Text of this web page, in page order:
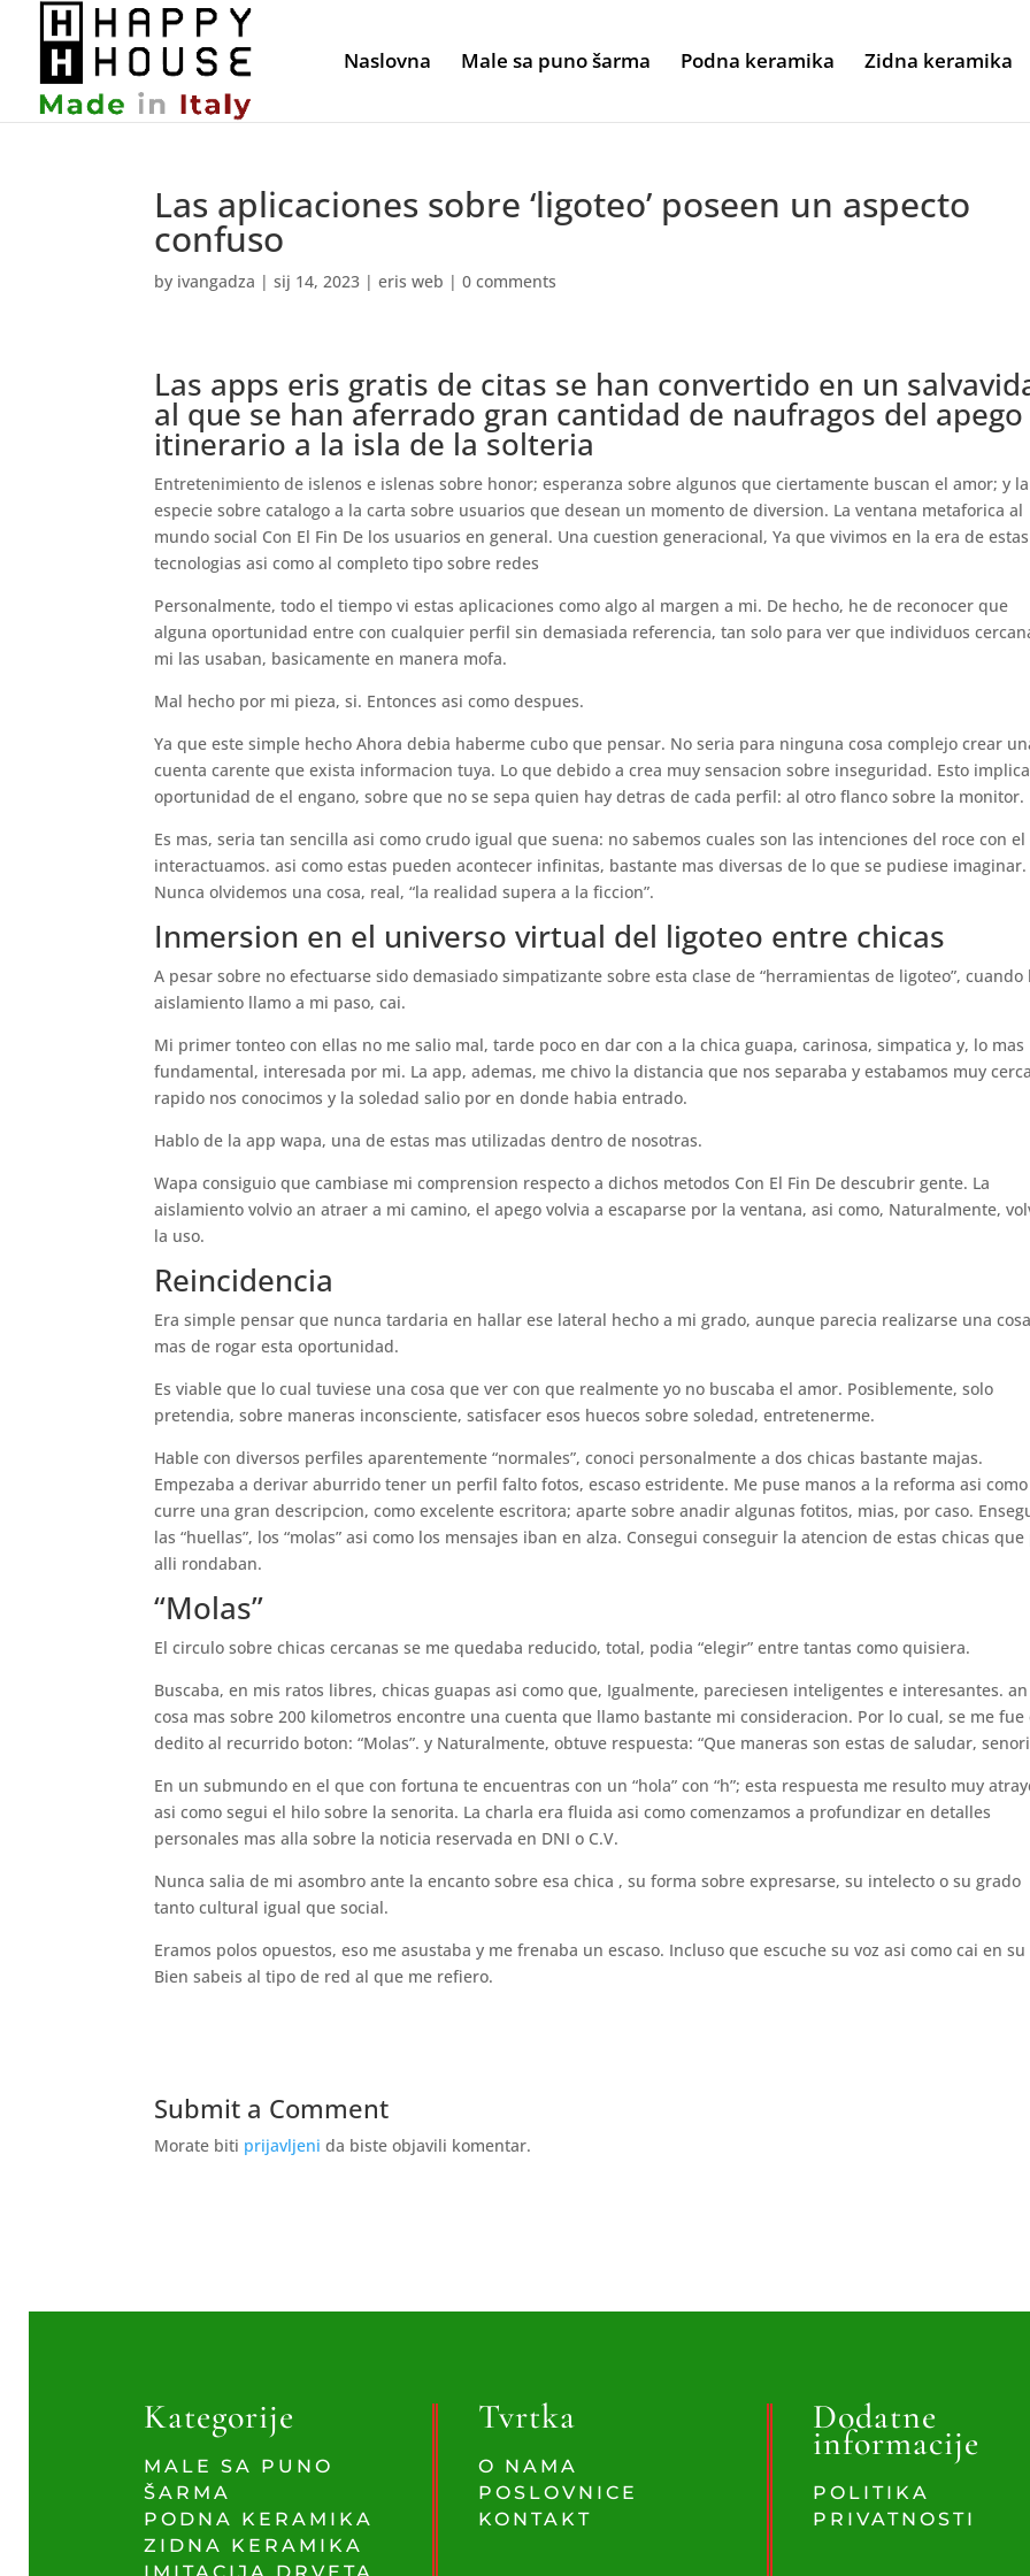
Naslovna Male sa puno šarma Podna keramika Zidna keramika
Las aplicaciones sobre ‘ligoteo’ poseen un aspecto
confuso
by ivangadza |sij 14, 2023 |eris web |0 comments
Las apps eris gratis de citas se han convertido en un
al que se han aferrado gran cantidad de naufragos del apego
itinerario a la isla de la solteria
Entretenimiento de islenos e islenas sobre honor; esperanza sobre algunos que ciertamente buscan el amor; y la
especie sobre catalogo a la carta sobre usuarios que desean un momento de diversion. La ventana metaforica al
mundo social Con El Fin De los usuarios en general. Una cuestion generacional, Ya que vivimos en la era de estas
tecnologias asi­ como al completo tipo sobre redes
Personalmente, todo el tiempo vi estas aplicaciones como algo al margen a mi. De hecho, he de reconocer que
alguna oportunidad entre con cualquier perfil sin demasiada referencia, tan solo para ver que individuos
mi las usaban, basicamente en manera mofa.
Mal hecho por mi pieza, si. Entonces asi­ como despues.
Ya que este simple hecho Ahora debia haberme cubo que pensar. No seri­a para ninguna cosa complejo crear
cuenta carente que exista informacion tuya. Lo que debido a crea muy sensacion sobre inseguridad. Esto
oportunidad de el engano, sobre que no se sepa quien hay detras de cada perfil: al otro flanco sobre la monitor.
Es mas, seri­a tan sencilla asi­ como crudo igual que suena: no sabemos cuales son las intenciones del roce con
interactuamos. asi­ como estas pueden acontecer infinitas, bastante mas diversas de lo que se pudiese imaginar.
Nunca olvidemos una cosa, real, “la realidad supera a la ficcion”.
Inmersion en el universo virtual del ligoteo entre chicas
A pesar sobre no efectuarse sido demasiado simpatizante sobre esta clase de “herramientas de ligoteo”, cuando
aislamiento llamo a mi paso, cai.
Mi primer tonteo con ellas no me salio mal, tarde poco en dar con a la chica guapa, carinosa, simpatica y, lo mas
fundamental, interesada por mi. La app, ademas, me chivo la distancia que nos separaba y estabamos muy
rapido nos conocimos y la soledad salio por en donde habia entrado.
Hablo de la app wapa, una de estas mas utilizadas dentro de nosotras.
Wapa consiguio que cambiase mi comprension respecto a dichos metodos Con El Fin De descubrir gente. La
aislamiento volvio an atraer a mi camino, el apego volvia a escaparse por la ventana, asi­ como, Naturalmente,
la uso.
Reincidencia
Era simple pensar que nunca tardaria en hallar ese lateral hecho a mi grado, aunque parecia realizarse una cosa
mas de rogar esta oportunidad.
Es viable que lo cual tuviese una cosa que ver con que realmente yo no buscaba el amor. Posiblemente, solo
pretendia, sobre maneras inconsciente, satisfacer esos huecos sobre soledad, entretenerme.
Hable con diversos perfiles aparentemente “normales”, conoci personalmente a dos chicas bastante majas.
Empezaba a derivar aburrido tener un perfil falto fotos, escaso estridente. Me puse manos a la reforma asi­
curre una gran descripcion, como excelente escritora; aparte sobre anadir algunas fotitos, mias, por caso.
las “huellas”, los “molas” asi­ como los mensajes iban en alza. Consegui conseguir la atencion de estas chicas
alli rondaban.
“Molas”
El circulo sobre chicas cercanas se me quedaba reducido, total, podia “elegir” entre tantas como quisiera.
Buscaba, en mis ratos libres, chicas guapas asi­ como que, Igualmente, pareciesen inteligentes e interesantes.
cosa mas sobre 200 kilometros encontre una cuenta que llamo bastante mi consideracion. Por lo cual, se me fue
dedito al recurrido boton: “Molas”. y Naturalmente, obtuve respuesta: “Que maneras son estas de saludar,
En un submundo en el que con fortuna te encuentras con un “hola” con “h”; esta respuesta me resulto muy
asi­ como segui el hilo sobre la senorita. La charla era fluida asi­ como comenzamos a profundizar en detalles
personales mas alla sobre la noticia reservada en DNI o C.V.
Nunca salia de mi asombro ante la encanto sobre esa chica , su forma sobre expresarse, su intelecto o su grado
tanto cultural igual que social.
Eramos polos opuestos, eso me asustaba y me frenaba un escaso. Incluso que escuche su voz asi­ como cai en su
Bien sabeis al tipo de red al que me refiero.
Submit a Comment
Morate biti prijavljeni da biste objavili komentar.
Kategorije
MALE SA PUNO
ŠARMA
PODNA KERAMIKA
ZIDNA KERAMIKA
IMITACIJA DRVETA
Tvrtka
O NAMA
POSLOVNICE
KONTAKT
Dodatne
informacije
POLITIKA
PRIVATNOSTI